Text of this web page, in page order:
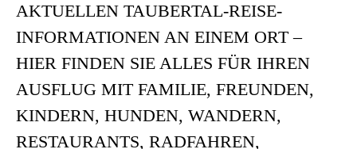
AKTUELLEN TAUBERTAL-REISE-
INFORMATIONEN AN EINEM ORT –
HIER FINDEN SIE ALLES FÜR IHREN
AUSFLUG MIT FAMILIE, FREUNDEN,
KINDERN, HUNDEN, WANDERN,
RESTAURANTS, RADFAHREN,